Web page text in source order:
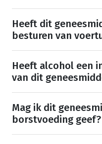
Heeft dit
besturen van
Heeft alcohol een
van dit
Mag ik dit
borstvoeding geef?